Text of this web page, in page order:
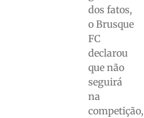
dos fatos,
o Brusque
FC
declarou
que não
seguirá
na
competição,